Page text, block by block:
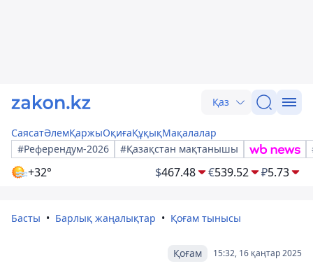
Қаз
СаясатӘлемҚаржыОқиғаҚұқықМақалалар
#Референдум-2026
#Қазақстан мақтанышы
+32° $467.48 €539.52 ₽5.73
Басты Барлық жаңалықтар Қоғам тынысы
15:32, 16 қаңтар 2025
Қоғам